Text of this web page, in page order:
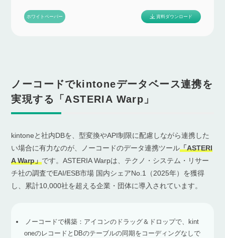
ホワイトペーパー 資料ダウンロード
ノーコードでkintoneデータベース連携を
実現する「ASTERIA Warp」
kintoneと社内DBを、型変換やAPI制限に配慮しながら連携した
い場合に有力なのが、ノーコードのデータ連携ツール「ASTERI
A Warp」です。ASTERIA Warpは、テクノ・システム・リサー
チ社の調査でEAI/ESB市場 国内シェアNo.1（2025年）を獲得
し、累計10,000社を超える企業・団体に導入されています。
ノーコードで構築：アイコンのドラッグ＆ドロップで、kint
oneのレコードとDBのテーブルの同期をコーディングなしで